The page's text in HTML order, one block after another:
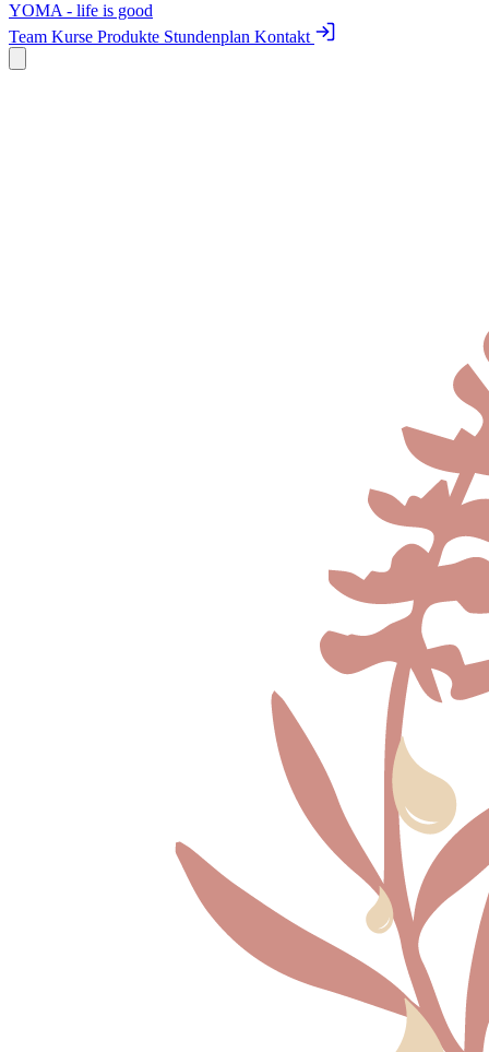
YOMA - life is good
Team Kurse Produkte Stundenplan Kontakt